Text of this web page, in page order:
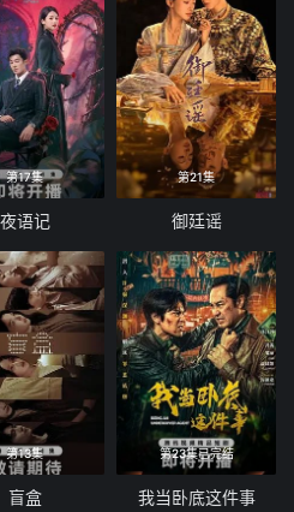
第17集
夜语记
第21集
御廷谣
第13集
盲盒
第23集已完结
我当卧底这件事